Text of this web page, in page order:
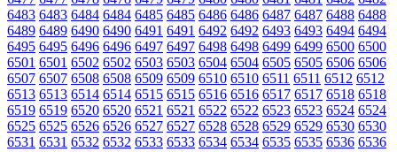
6483 6483 6484 6484 6485 6485 6486 6486 6487 6487 6488 6488
6489 6489 6490 6490 6491 6491 6492 6492 6493 6493 6494 6494
6495 6495 6496 6496 6497 6497 6498 6498 6499 6499 6500 6500
6501 6501 6502 6502 6503 6503 6504 6504 6505 6505 6506 6506
6507 6507 6508 6508 6509 6509 6510 6510 6511 6511 6512 6512
6513 6513 6514 6514 6515 6515 6516 6516 6517 6517 6518 6518
6519 6519 6520 6520 6521 6521 6522 6522 6523 6523 6524 6524
6525 6525 6526 6526 6527 6527 6528 6528 6529 6529 6530 6530
6531 6531 6532 6532 6533 6533 6534 6534 6535 6535 6536 6536